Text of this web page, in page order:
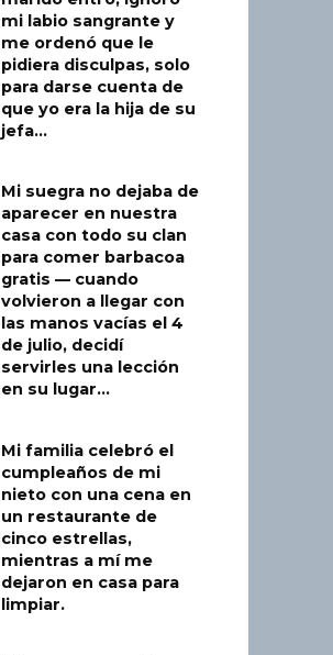
mi labio sangrante y
me ordenó que le
pidiera disculpas, solo
para darse cuenta de
que yo era la hija de su
jefa…
Mi suegra no dejaba de
aparecer en nuestra
casa con todo su clan
para comer barbacoa
gratis — cuando
volvieron a llegar con
las manos vacías el 4
de julio, decidí
servirles una lección
en su lugar…
Mi familia celebró el
cumpleaños de mi
nieto con una cena en
un restaurante de
cinco estrellas,
mientras a mí me
dejaron en casa para
limpiar.